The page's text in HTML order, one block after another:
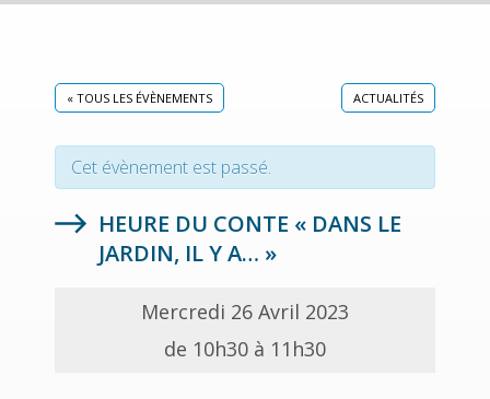
« TOUS LES ÉVÈNEMENTS ACTUALITÉS
Cet évènement est passé.
HEURE DU CONTE « DANS LE
JARDIN, IL Y A… »
Mercredi 26 Avril 2023
de 10h30 à 11h30